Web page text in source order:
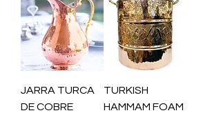
JARRA TURCA
DE COBRE
TURKISH
HAMMAM FOAM